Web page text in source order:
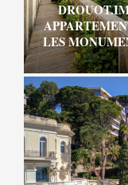
LES